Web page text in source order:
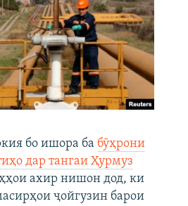
бо ишора ба бӯҳрони
дар тангаи Ҳурмуз
ахир нишон дод, ки
ҷойгузин барои